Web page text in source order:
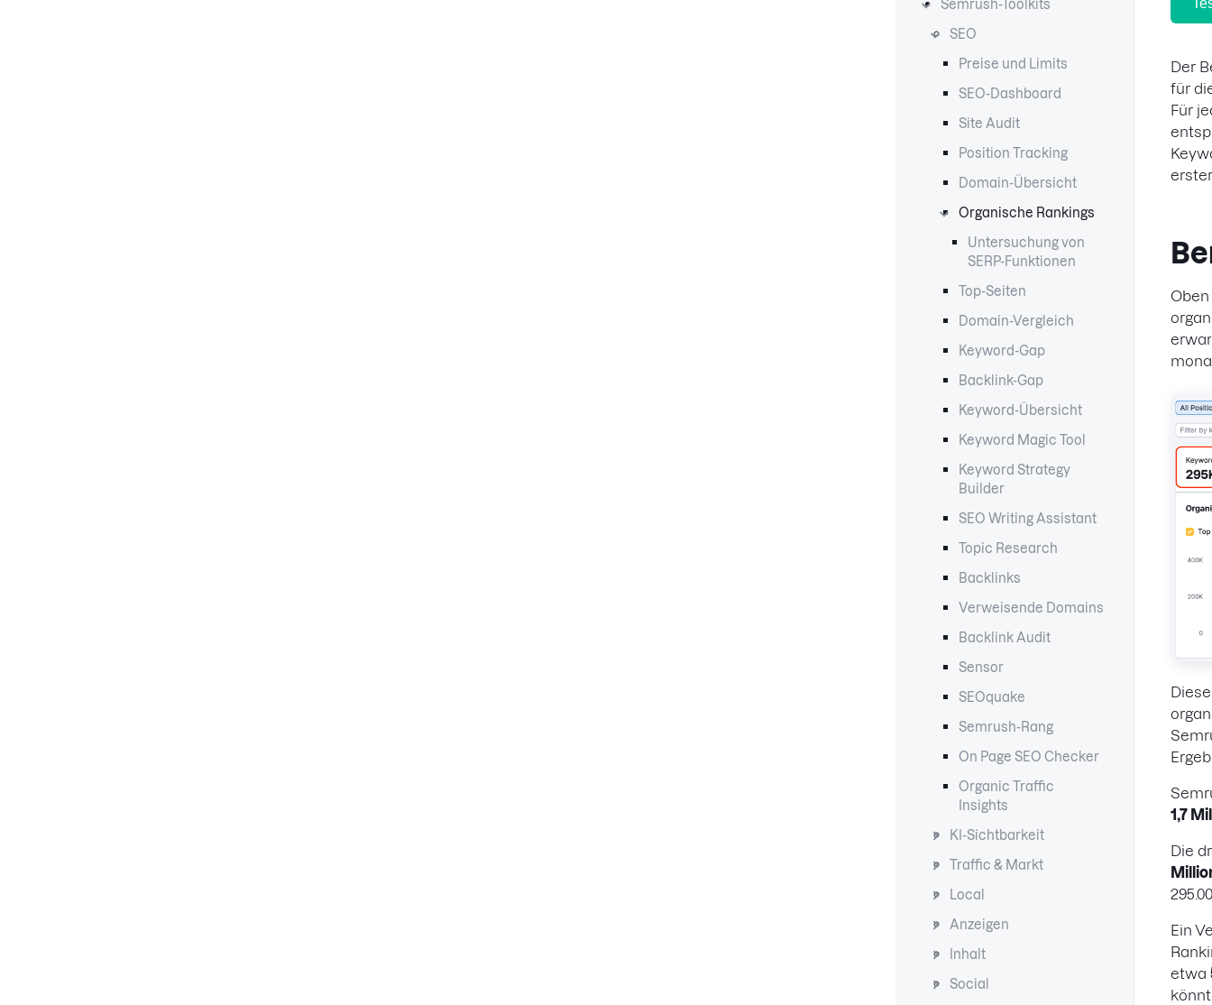
Semrush-Toolkits
SEO
Preise und Limits
SEO-Dashboard
Site Audit
Position Tracking
Domain-Übersicht
Organische Rankings
Untersuchung von
SERP-Funktionen
Top-Seiten
Domain-Vergleich
Keyword-Gap
Backlink-Gap
Keyword-Übersicht
Keyword Magic Tool
Keyword Strategy
Builder
SEO Writing Assistant
Topic Research
Backlinks
Verweisende Domains
Backlink Audit
Sensor
SEOquake
Semrush-Rang
On Page SEO Checker
Organic Traffic
Insights
KI-Sichtbarkeit
Traffic & Markt
Local
Anzeigen
Inhalt
Social
Der
für
Für
1,7
Die
Ein
etwa